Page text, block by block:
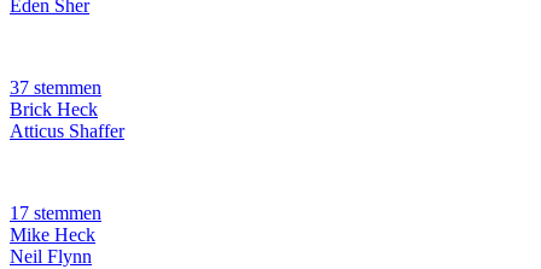
Eden Sher
37 stemmen
Brick Heck
Atticus Shaffer
17 stemmen
Mike Heck
Neil Flynn